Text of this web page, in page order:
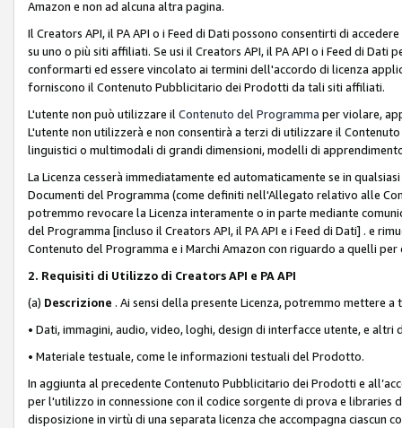
Amazon e non ad alcuna altra pagina.
Il Creators API, il PA API o i Feed di Dati possono consentirti di
su uno o più siti affiliati. Se usi il Creators API, il PA API o i Feed di
conformarti ed essere vincolato ai termini dell'accordo di licenza
forniscono il Contenuto Pubblicitario dei Prodotti da tali siti affiliati.
L'utente non può utilizzare il Contenuto del Programma per violare,
L'utente non utilizzerà e non consentirà a terzi di utilizzare il
linguistici o multimodali di grandi dimensioni, modelli di
La Licenza cesserà immediatamente ed automaticamente se in
Documenti del Programma (come definiti nell'Allegato relativo alle
potremmo revocare la Licenza interamente o in parte mediante
del Programma [incluso il Creators API, il PA API e i Feed di Dati] . e
Contenuto del Programma e i Marchi Amazon con riguardo a quelli
2. Requisiti di Utilizzo di Creators API e PA API
(a) Descrizione . Ai sensi della presente Licenza, potremmo mettere
• Dati, immagini, audio, video, loghi, design di interfacce utente, e altri
• Materiale testuale, come le informazioni testuali del Prodotto.
In aggiunta al precedente Contenuto Pubblicitario dei Prodotti e
per l'utilizzo in connessione con il codice sorgente di prova e libraries
disposizione in virtù di una separata licenza che accompagna ciascun